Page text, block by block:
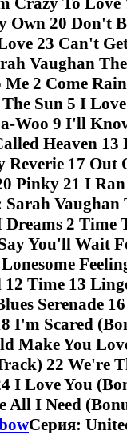
Own 20 Don't
23 Can't
Vaughan
Me 2 Come
Sun 5 I
Woo 9 I'll
Heaven 13
Reverie 17 Out
Pinky 21 I
Sarah
Dreams 2 Time
You'll Wait
Time 13
Serenade
I'm Scared
Make You
22 We're
I Love You
All I Need
Серия: